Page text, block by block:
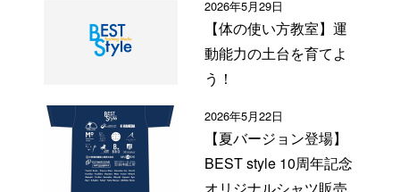
2026年5月29日
【体の使い方教室】運
動能力の土台を育てよ
う！
2026年5月22日
【夏バージョン登場】
BEST style 10周年記念